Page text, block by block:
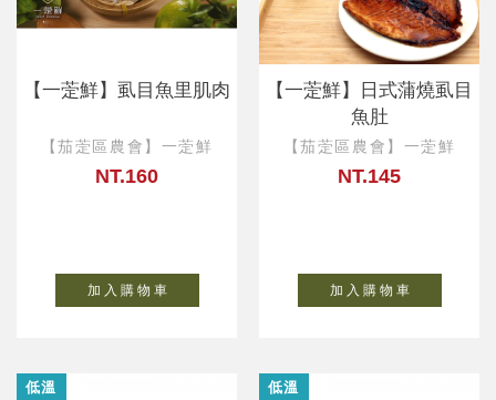
【一萣鮮】虱目魚里肌肉
【茄萣區農會】一萣鮮
NT.160
加 入 購 物 車
【一萣鮮】日式蒲燒虱目
魚肚
【茄萣區農會】一萣鮮
NT.145
加 入 購 物 車
低溫 低溫